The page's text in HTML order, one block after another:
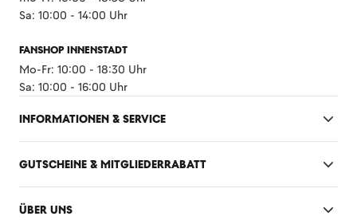
Sa: 10:00 - 14:00 Uhr
FANSHOP INNENSTADT
Mo-Fr: 10:00 - 18:30 Uhr
Sa: 10:00 - 16:00 Uhr
INFORMATIONEN & SERVICE
GUTSCHEINE & MITGLIEDERRABATT
ÜBER UNS